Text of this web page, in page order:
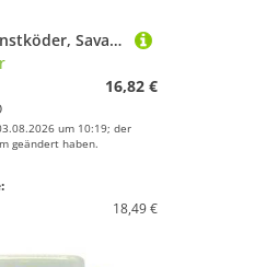
Savage Gear Kunstköder, Savage gear Fat Minnow T-Tail RTF 13cm Sinking Clearwater Mix Gummifisch montiert
16,82 €
um 10:19; der
geändert haben.
18,49 €